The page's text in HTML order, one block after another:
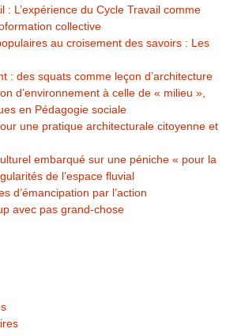
: L’expérience du Cycle Travail comme
collective
au croisement des savoirs : Les
: des squats comme leçon d’architecture
d’environnement à celle de « milieu »,
en Pédagogie sociale
une pratique architecturale citoyenne et
embarqué sur une péniche « pour la
de l’espace fluvial
d’émancipation par l’action
avec pas grand-chose